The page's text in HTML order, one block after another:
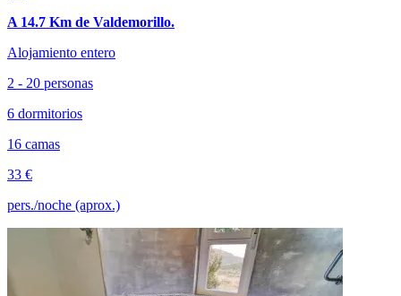
A 14.7 Km de Valdemorillo.
Alojamiento entero
2 - 20 personas
6 dormitorios
16 camas
33 €
pers./noche (aprox.)